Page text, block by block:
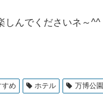
しんでくださいネ～^^
すめ ホテル 万博公園